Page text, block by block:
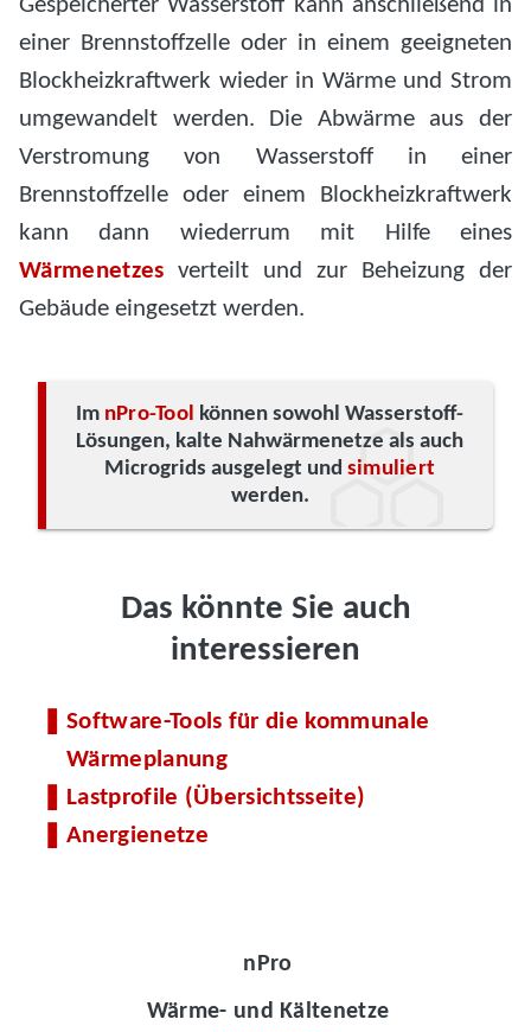
nPro
Wärme- und Kältenetze
Gespeicherter Wasserstoff kann anschließend in
einer Brennstoffzelle oder in einem geeigneten
Blockheizkraftwerk wieder in Wärme und Strom
umgewandelt werden. Die Abwärme aus der
Verstromung von Wasserstoff in einer
Brennstoffzelle oder einem Blockheizkraftwerk
kann dann wiederrum mit Hilfe eines
Wärmenetzes verteilt und zur Beheizung der
Gebäude eingesetzt werden.
Im nPro-Tool können sowohl Wasserstoff-
Lösungen, kalte Nahwärmenetze als auch
Microgrids ausgelegt und simuliert
werden.
Das könnte Sie auch
interessieren
Software-Tools für die kommunale
Wärmeplanung
Lastprofile (Übersichtsseite)
Anergienetze